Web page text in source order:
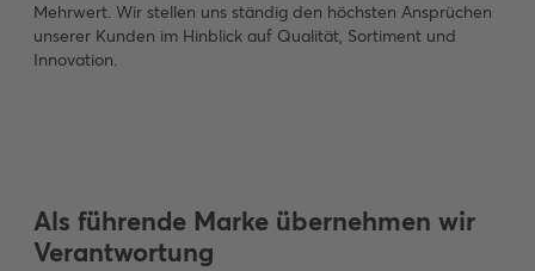
Mehrwert. Wir stellen uns ständig den höchsten Ansprüchen
unserer Kunden im Hinblick auf Qualität, Sortiment und
Innovation.
Als führende Marke übernehmen wir
Verantwortung